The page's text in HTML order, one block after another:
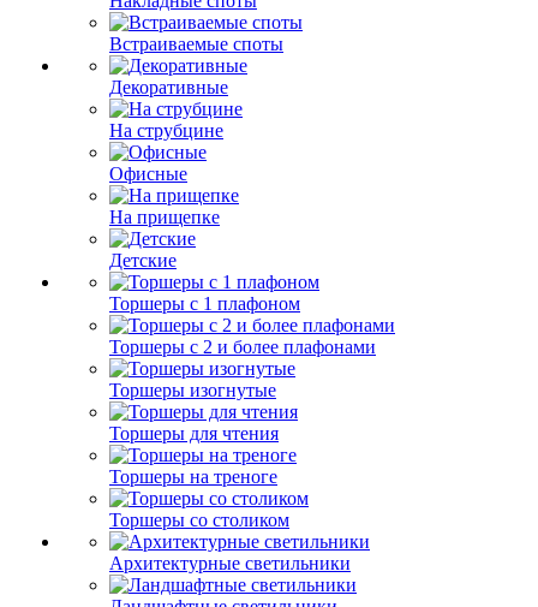
Встраиваемые споты
Декоративные
На струбцине
Офисные
На прищепке
Детские
Торшеры с 1 плафоном
Торшеры с 2 и более плафонами
Торшеры изогнутые
Торшеры для чтения
Торшеры на треноге
Торшеры со столиком
Архитектурные светильники